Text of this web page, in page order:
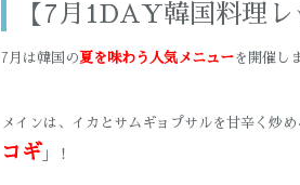
【7月1DAY韓国料理
7月は韓国の夏を味わう人気メニューを開催し
メインは、イカとサムギョプサルを甘辛く炒め
コギ 」！